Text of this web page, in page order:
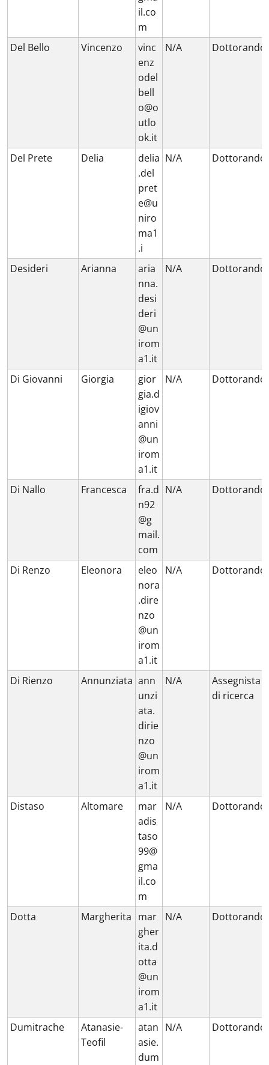
il.co
m
Del Bello
Vincenzo
vinc
enz
odel
bell
o@o
utlo
ok.it
N/A Dottorando
Del Prete Delia
delia
.del
pret
e@u
niro
ma1
.i
N/A Dottorando
Desideri Arianna
aria
nna.
desi
deri
@un
irom
a1.it
N/A Dottorando
Di Giovanni Giorgia
gior
gia.d
igiov
anni
@un
irom
a1.it
N/A Dottorando
Di Nallo Francesca
fra.d
n92
@g
mail.
com
N/A Dottorando
Di Renzo Eleonora
eleo
nora
.dire
nzo
@un
irom
a1.it
N/A Dottorando
Di Rienzo Annunziata ann
unzi
ata.
dirie
nzo
@un
irom
a1.it
N/A
Assegnista
di ricerca
Distaso Altomare
mar
adis
taso
99@
gma
il.co
m
N/A Dottorando
Dotta Margherita mar
gher
ita.d
otta
@un
irom
a1.it
N/A Dottorando
Dumitrache
Atanasie-
Teofil
atan
asie.
dum
N/A Dottorando